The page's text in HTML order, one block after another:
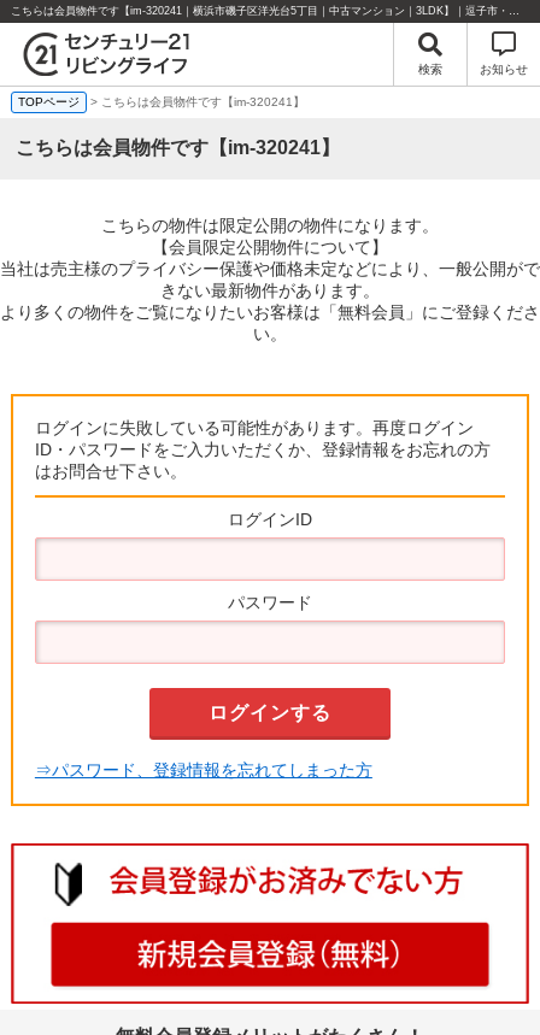
こちらは会員物件です【im-320241｜横浜市磯子区洋光台5丁目｜中古マンション｜3LDK】｜逗子市・葉山町・湘南エリアの不動産のことならセンチュリー21リビングライフにお任せください！
検索 お知らせ
TOPページ > こちらは会員物件です【im-320241】
こちらは会員物件です【im-320241】
こちらの物件は限定公開の物件になります。
【会員限定公開物件について】
当社は売主様のプライバシー保護や価格未定などにより、一般公開がで
きない最新物件があります。
より多くの物件をご覧になりたいお客様は「無料会員」にご登録くださ
い。
ログインに失敗している可能性があります。再度ログイン
ID・パスワードをご入力いただくか、登録情報をお忘れの方
はお問合せ下さい。
ログインID
パスワード
⇒パスワード、登録情報を忘れてしまった方